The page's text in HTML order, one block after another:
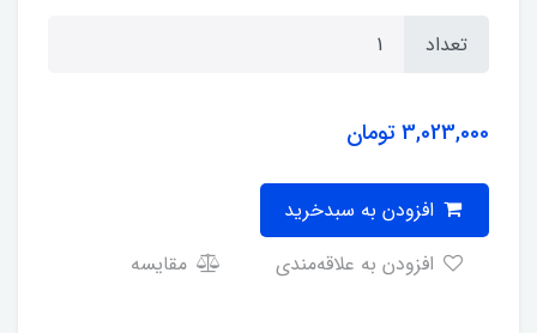
تعداد
3,023,000تومان
مقایسه